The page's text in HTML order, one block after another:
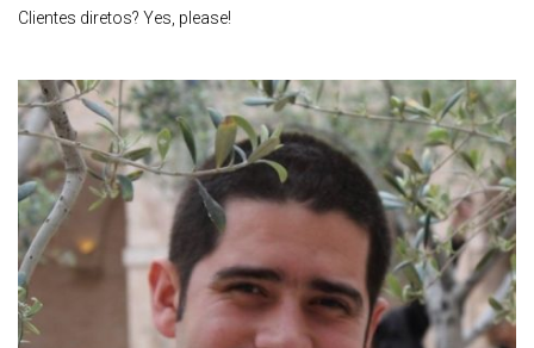
Clientes diretos? Yes, please!